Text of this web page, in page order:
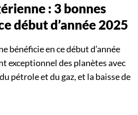
: 3 bonnes
début d’année 2025
bénéficie en ce début d’année
exceptionnel des planètes avec
pétrole et du gaz, et la baisse de